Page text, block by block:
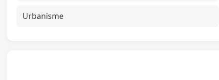
Urbanisme